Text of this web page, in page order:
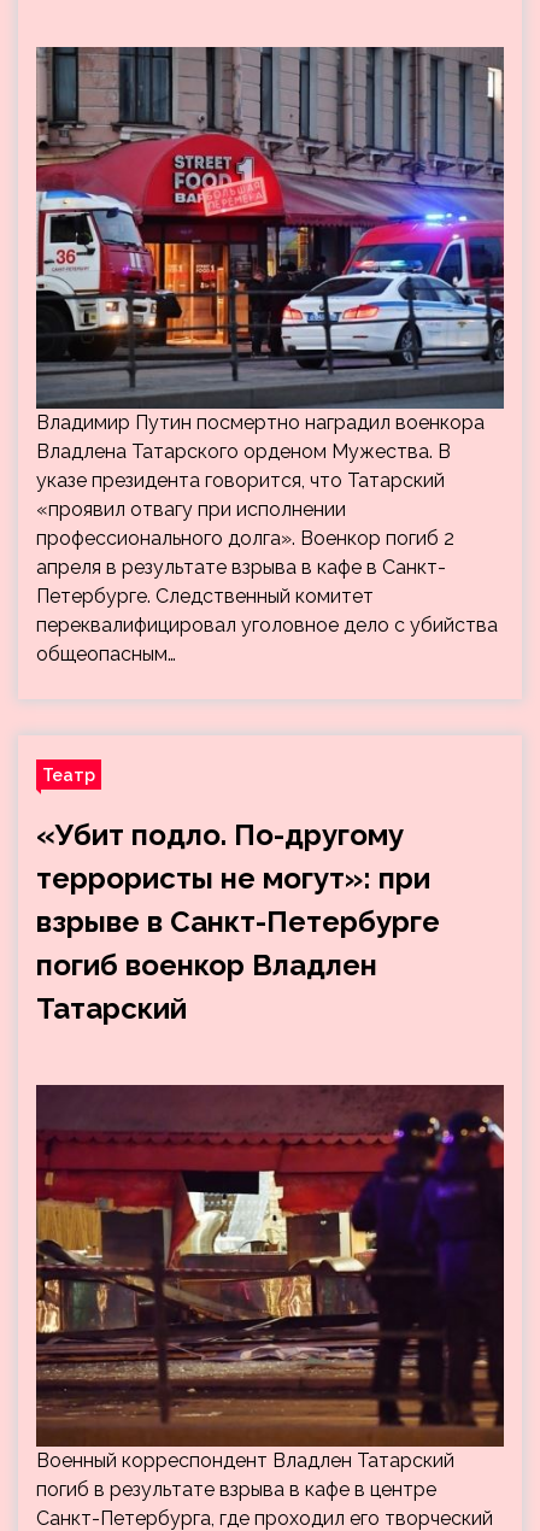
Владимир Путин посмертно наградил военкора
Владлена Татарского орденом Мужества. В
указе президента говорится, что Татарский
«проявил отвагу при исполнении
профессионального долга». Военкор погиб 2
апреля в результате взрыва в кафе в Санкт-
Петербурге. Следственный комитет
переквалифицировал уголовное дело с убийства
общеопасным…
Театр
«Убит подло. По-другому
террористы не могут»: при
взрыве в Санкт-Петербурге
погиб военкор Владлен
Татарский
Военный корреспондент Владлен Татарский
погиб в результате взрыва в кафе в центре
Санкт-Петербурга, где проходил его творческий